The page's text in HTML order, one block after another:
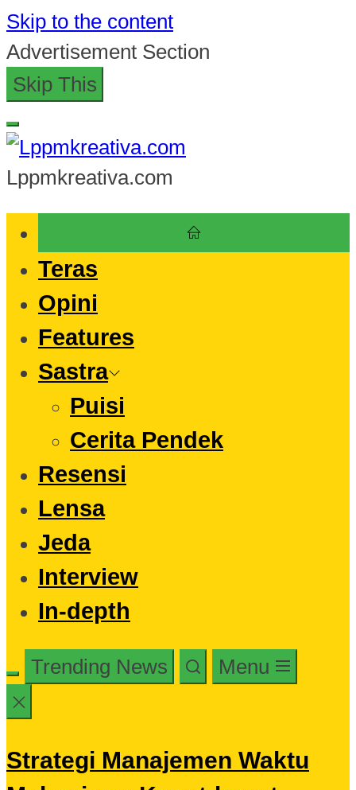
Skip to the content
Advertisement Section
Skip This
Lppmkreativa.com
Teras
Opini
Features
Sastra
Puisi
Cerita Pendek
Resensi
Lensa
Jeda
Interview
In-depth
Trending News Menu
Strategi Manajemen Waktu